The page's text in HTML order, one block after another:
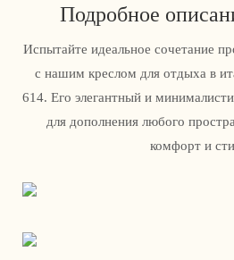
Подробное
Испытайте идеальное сочетание
с нашим креслом для отдыха в
614. Его элегантный и
для дополнения любого
комфорт и